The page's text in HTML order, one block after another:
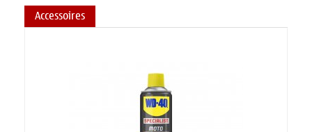
Accessoires